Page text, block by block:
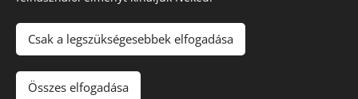
Északi Dézsa
Kezdőlap
Impresszum
Csak a legszükségesebbek elfogadása
Összes elfogadása